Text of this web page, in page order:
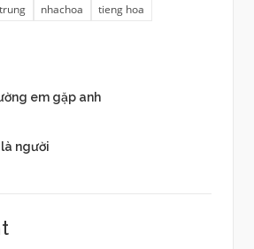
nhachoa
tieng hoa
em gặp anh
người